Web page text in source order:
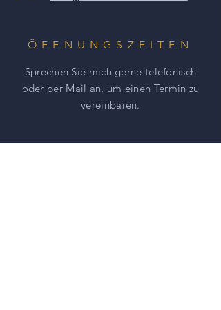
ideal dazu passende doppelreihige
ÖFFNUNGSZEITEN
Sprechen Sie mich gerne telefonisch
oder per Mail an, um einen Termin zu
vereinbaren.